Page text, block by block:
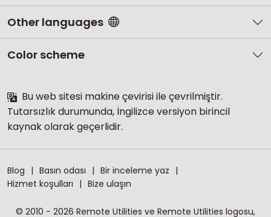
Other languages
Color scheme
Bu web sitesi makine çevirisi ile çevrilmiştir.
Tutarsızlık durumunda, İngilizce versiyon birincil
kaynak olarak geçerlidir.
Blog Basın odası
Bir inceleme yaz
Hizmet koşulları
Bize ulaşın
© 2010 - 2026 Remote Utilities ve Remote Utilities logosu,